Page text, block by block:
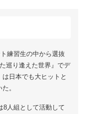
練習生の中から選抜
巡り逢えた世界』でデ
日本でも大ヒットと
。
8人組として活動して